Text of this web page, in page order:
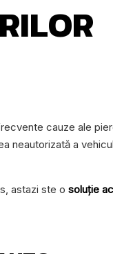
cauze ale
neautorizată a
astazi ste o soluție